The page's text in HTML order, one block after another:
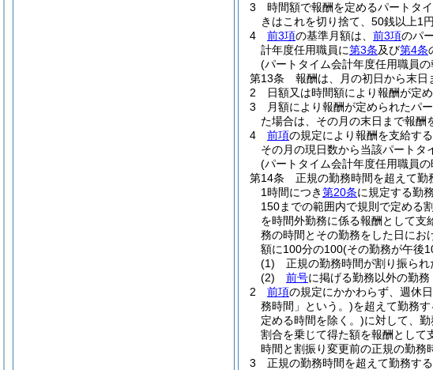
3
時間額で報酬を定めるパートタ
きはこれを切り捨て、50銭以上1
4
前3項の基準月額は、 前3項のパ
計年度任用職員に第3条及び第4条
(パートタイム会計年度任用職員
第13条
報酬は、月の初日から末日
2
日額又は時間額により報酬が定
3
月額により報酬が定められたパ
た場合は、その月の末日まで報酬
4
前項の規定により報酬を支給す
その月の現日数から当該パートタ
(パートタイム会計年度任用職員
第14条
正規の勤務時間を超えて
1時間につき第20条に規定する勤
150までの範囲内で規則で定める
を時間外勤務に係る報酬として支
務の時間とその勤務をした日にお
額に100分の100(その勤務が午後
(1)
正規の勤務時間が割り振られ
(2)
前号に掲げる勤務以外の勤務
2
前項の規定にかかわらず、週休
務時間」という。)を超えて勤務
定める時間を除く。)に対して、勤
割合を乗じて得た額を報酬として
時間と割振り変更前の正規の勤務
3
正規の勤務時間を超えて勤務す